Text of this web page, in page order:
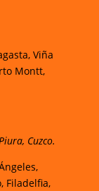
Viña
Montt,
Piura, Cuzco.
Filadelfia,